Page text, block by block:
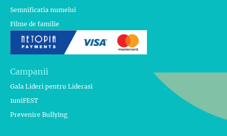
Semnificatia numelui
Filme de familie
Campanii
Gala Lideri pentru Liderasi
1uniFEST
Prevenire Bullying